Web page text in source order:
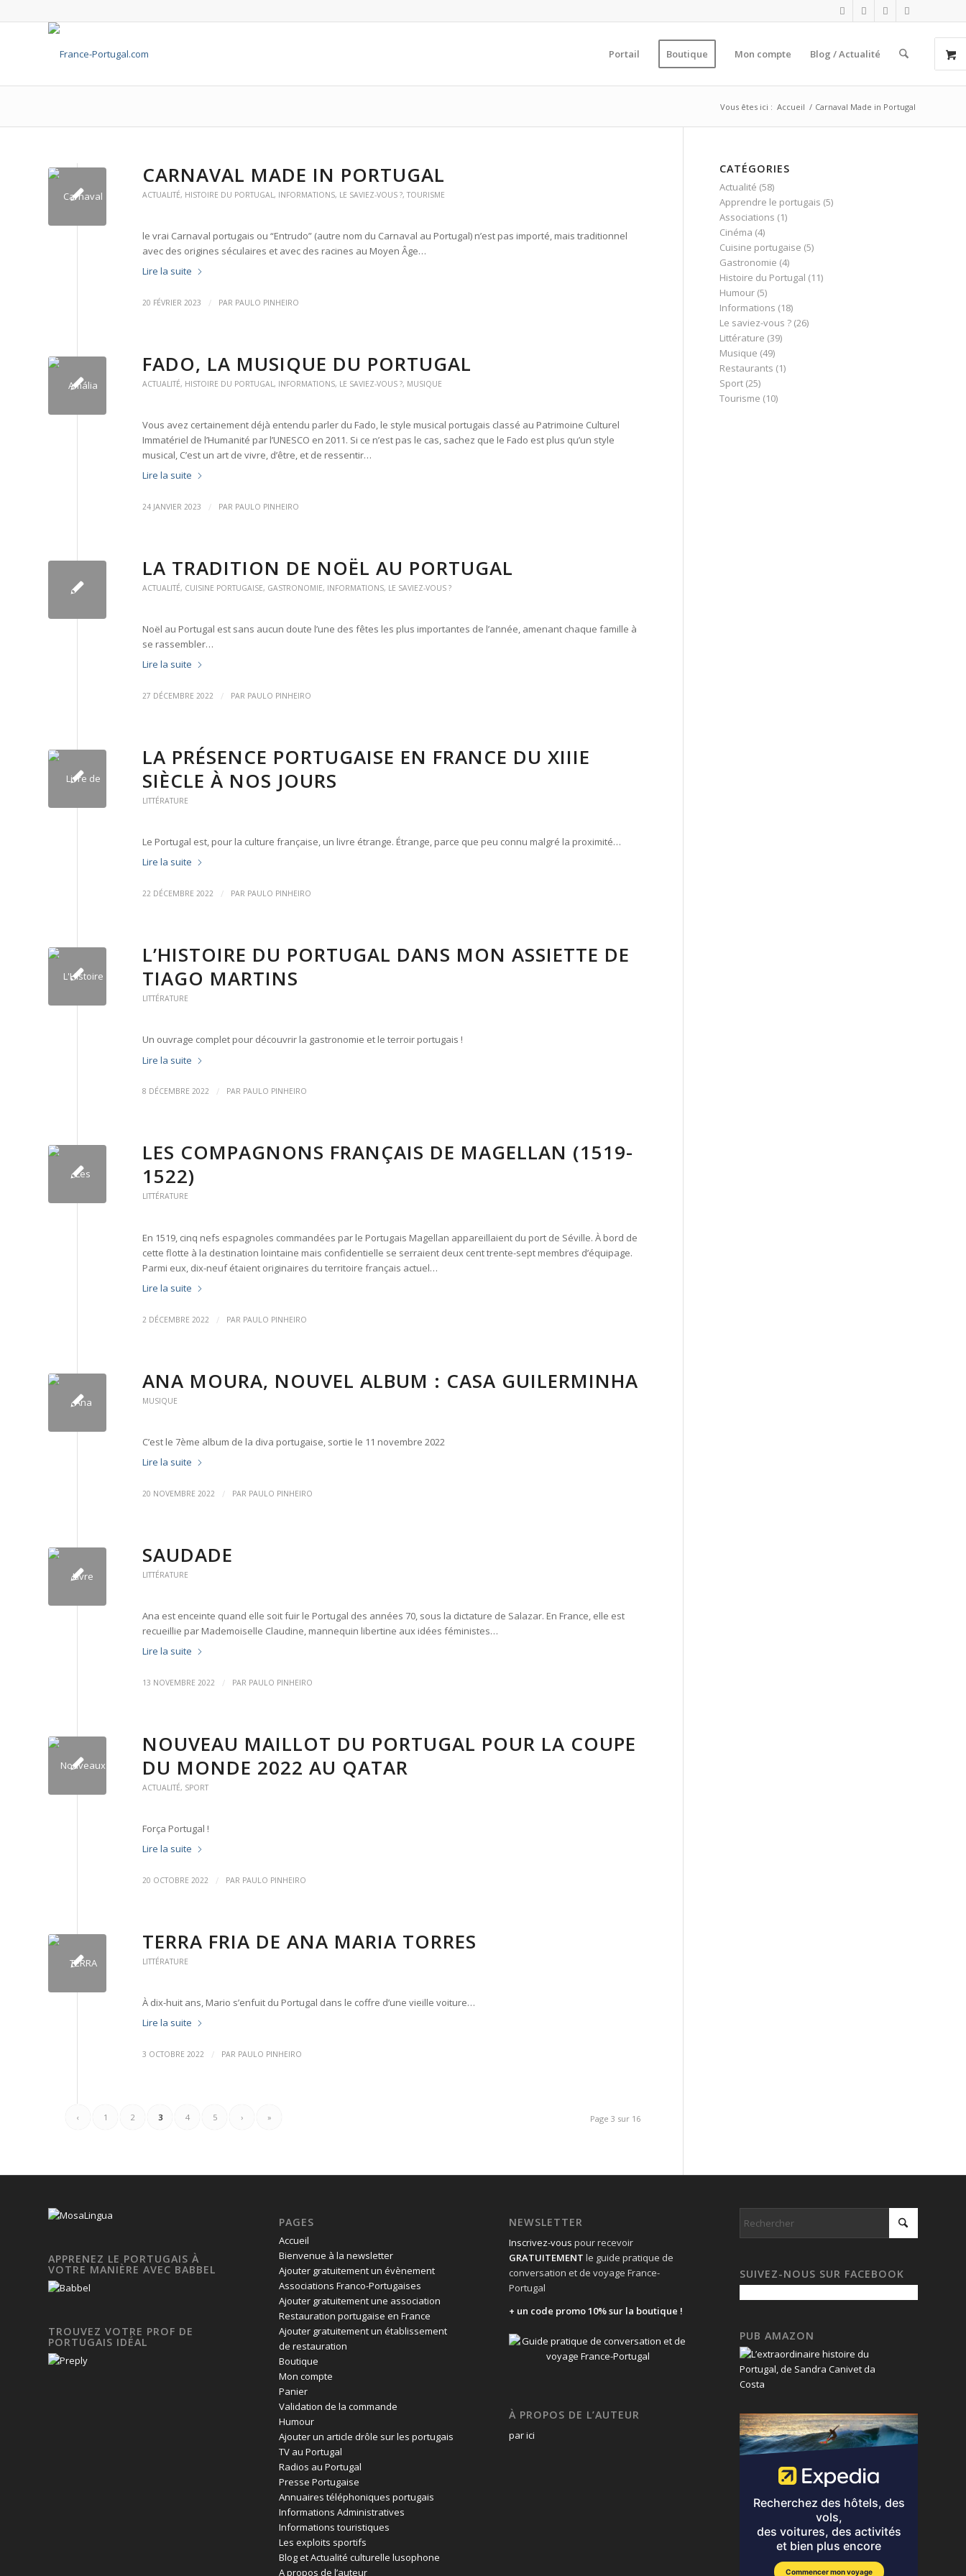
Portail Boutique Mon compte Blog / Actualité
Vous êtes ici : Accueil / Carnaval Made in Portugal
CARNAVAL MADE IN PORTUGAL
ACTUALITÉ, HISTOIRE DU PORTUGAL, INFORMATIONS, LE SAVIEZ-VOUS ?, TOURISME
le vrai Carnaval portugais ou “Entrudo” (autre nom du Carnaval au Portugal) n’est pas importé, mais traditionnel
avec des origines séculaires et avec des racines au Moyen Âge…
Lire la suite
20 FÉVRIER 2023 / PAR PAULO PINHEIRO
FADO, LA MUSIQUE DU PORTUGAL
ACTUALITÉ, HISTOIRE DU PORTUGAL, INFORMATIONS, LE SAVIEZ-VOUS ?, MUSIQUE
Vous avez certainement déjà entendu parler du Fado, le style musical portugais classé au Patrimoine Culturel
Immatériel de l’Humanité par l’UNESCO en 2011. Si ce n’est pas le cas, sachez que le Fado est plus qu’un style
musical, C’est un art de vivre, d’être, et de ressentir…
Lire la suite
24 JANVIER 2023 / PAR PAULO PINHEIRO
LA TRADITION DE NOËL AU PORTUGAL
ACTUALITÉ, CUISINE PORTUGAISE, GASTRONOMIE, INFORMATIONS, LE SAVIEZ-VOUS ?
Noël au Portugal est sans aucun doute l’une des fêtes les plus importantes de l’année, amenant chaque famille à
se rassembler…
Lire la suite
27 DÉCEMBRE 2022 / PAR PAULO PINHEIRO
LA PRÉSENCE PORTUGAISE EN FRANCE DU XIIIE
SIÈCLE À NOS JOURS
LITTÉRATURE
Le Portugal est, pour la culture française, un livre étrange. Étrange, parce que peu connu malgré la proximité…
Lire la suite
22 DÉCEMBRE 2022 / PAR PAULO PINHEIRO
L’HISTOIRE DU PORTUGAL DANS MON ASSIETTE DE
TIAGO MARTINS
LITTÉRATURE
Un ouvrage complet pour découvrir la gastronomie et le terroir portugais !
Lire la suite
8 DÉCEMBRE 2022 / PAR PAULO PINHEIRO
LES COMPAGNONS FRANÇAIS DE MAGELLAN (1519-
1522)
LITTÉRATURE
En 1519, cinq nefs espagnoles commandées par le Portugais Magellan appareillaient du port de Séville. À bord de
cette flotte à la destination lointaine mais confidentielle se serraient deux cent trente-sept membres d’équipage.
Parmi eux, dix-neuf étaient originaires du territoire français actuel…
Lire la suite
2 DÉCEMBRE 2022 / PAR PAULO PINHEIRO
ANA MOURA, NOUVEL ALBUM : CASA GUILERMINHA
MUSIQUE
C’est le 7ème album de la diva portugaise, sortie le 11 novembre 2022
Lire la suite
20 NOVEMBRE 2022 / PAR PAULO PINHEIRO
SAUDADE
LITTÉRATURE
Ana est enceinte quand elle soit fuir le Portugal des années 70, sous la dictature de Salazar. En France, elle est
recueillie par Mademoiselle Claudine, mannequin libertine aux idées féministes…
Lire la suite
13 NOVEMBRE 2022 / PAR PAULO PINHEIRO
NOUVEAU MAILLOT DU PORTUGAL POUR LA COUPE
DU MONDE 2022 AU QATAR
ACTUALITÉ, SPORT
Força Portugal !
Lire la suite
20 OCTOBRE 2022 / PAR PAULO PINHEIRO
TERRA FRIA DE ANA MARIA TORRES
LITTÉRATURE
À dix-huit ans, Mario s’enfuit du Portugal dans le coffre d’une vieille voiture…
Lire la suite
3 OCTOBRE 2022 / PAR PAULO PINHEIRO
Page 3 sur 16
‹ 1 2 3 4 5 › »
CATÉGORIES
Actualité (58)
Apprendre le portugais (5)
Associations (1)
Cinéma (4)
Cuisine portugaise (5)
Gastronomie (4)
Histoire du Portugal (11)
Humour (5)
Informations (18)
Le saviez-vous ? (26)
Littérature (39)
Musique (49)
Restaurants (1)
Sport (25)
Tourisme (10)
APPRENEZ LE PORTUGAIS À
VOTRE MANIÈRE AVEC BABBEL
TROUVEZ VOTRE PROF DE
PORTUGAIS IDÉAL
PAGES
Accueil
Bienvenue à la newsletter
Ajouter gratuitement un évènement
Associations Franco-Portugaises
Ajouter gratuitement une association
Restauration portugaise en France
Ajouter gratuitement un établissement
de restauration
Boutique
Mon compte
Panier
Validation de la commande
Humour
Ajouter un article drôle sur les portugais
TV au Portugal
Radios au Portugal
Presse Portugaise
Annuaires téléphoniques portugais
Informations Administratives
Informations touristiques
Les exploits sportifs
Blog et Actualité culturelle lusophone
A propos de l’auteur
NEWSLETTER
Inscrivez-vous pour recevoir
GRATUITEMENT le guide pratique de
conversation et de voyage France-
Portugal
+ un code promo 10% sur la boutique !
À PROPOS DE L’AUTEUR
par ici
SUIVEZ-NOUS SUR FACEBOOK
PUB AMAZON